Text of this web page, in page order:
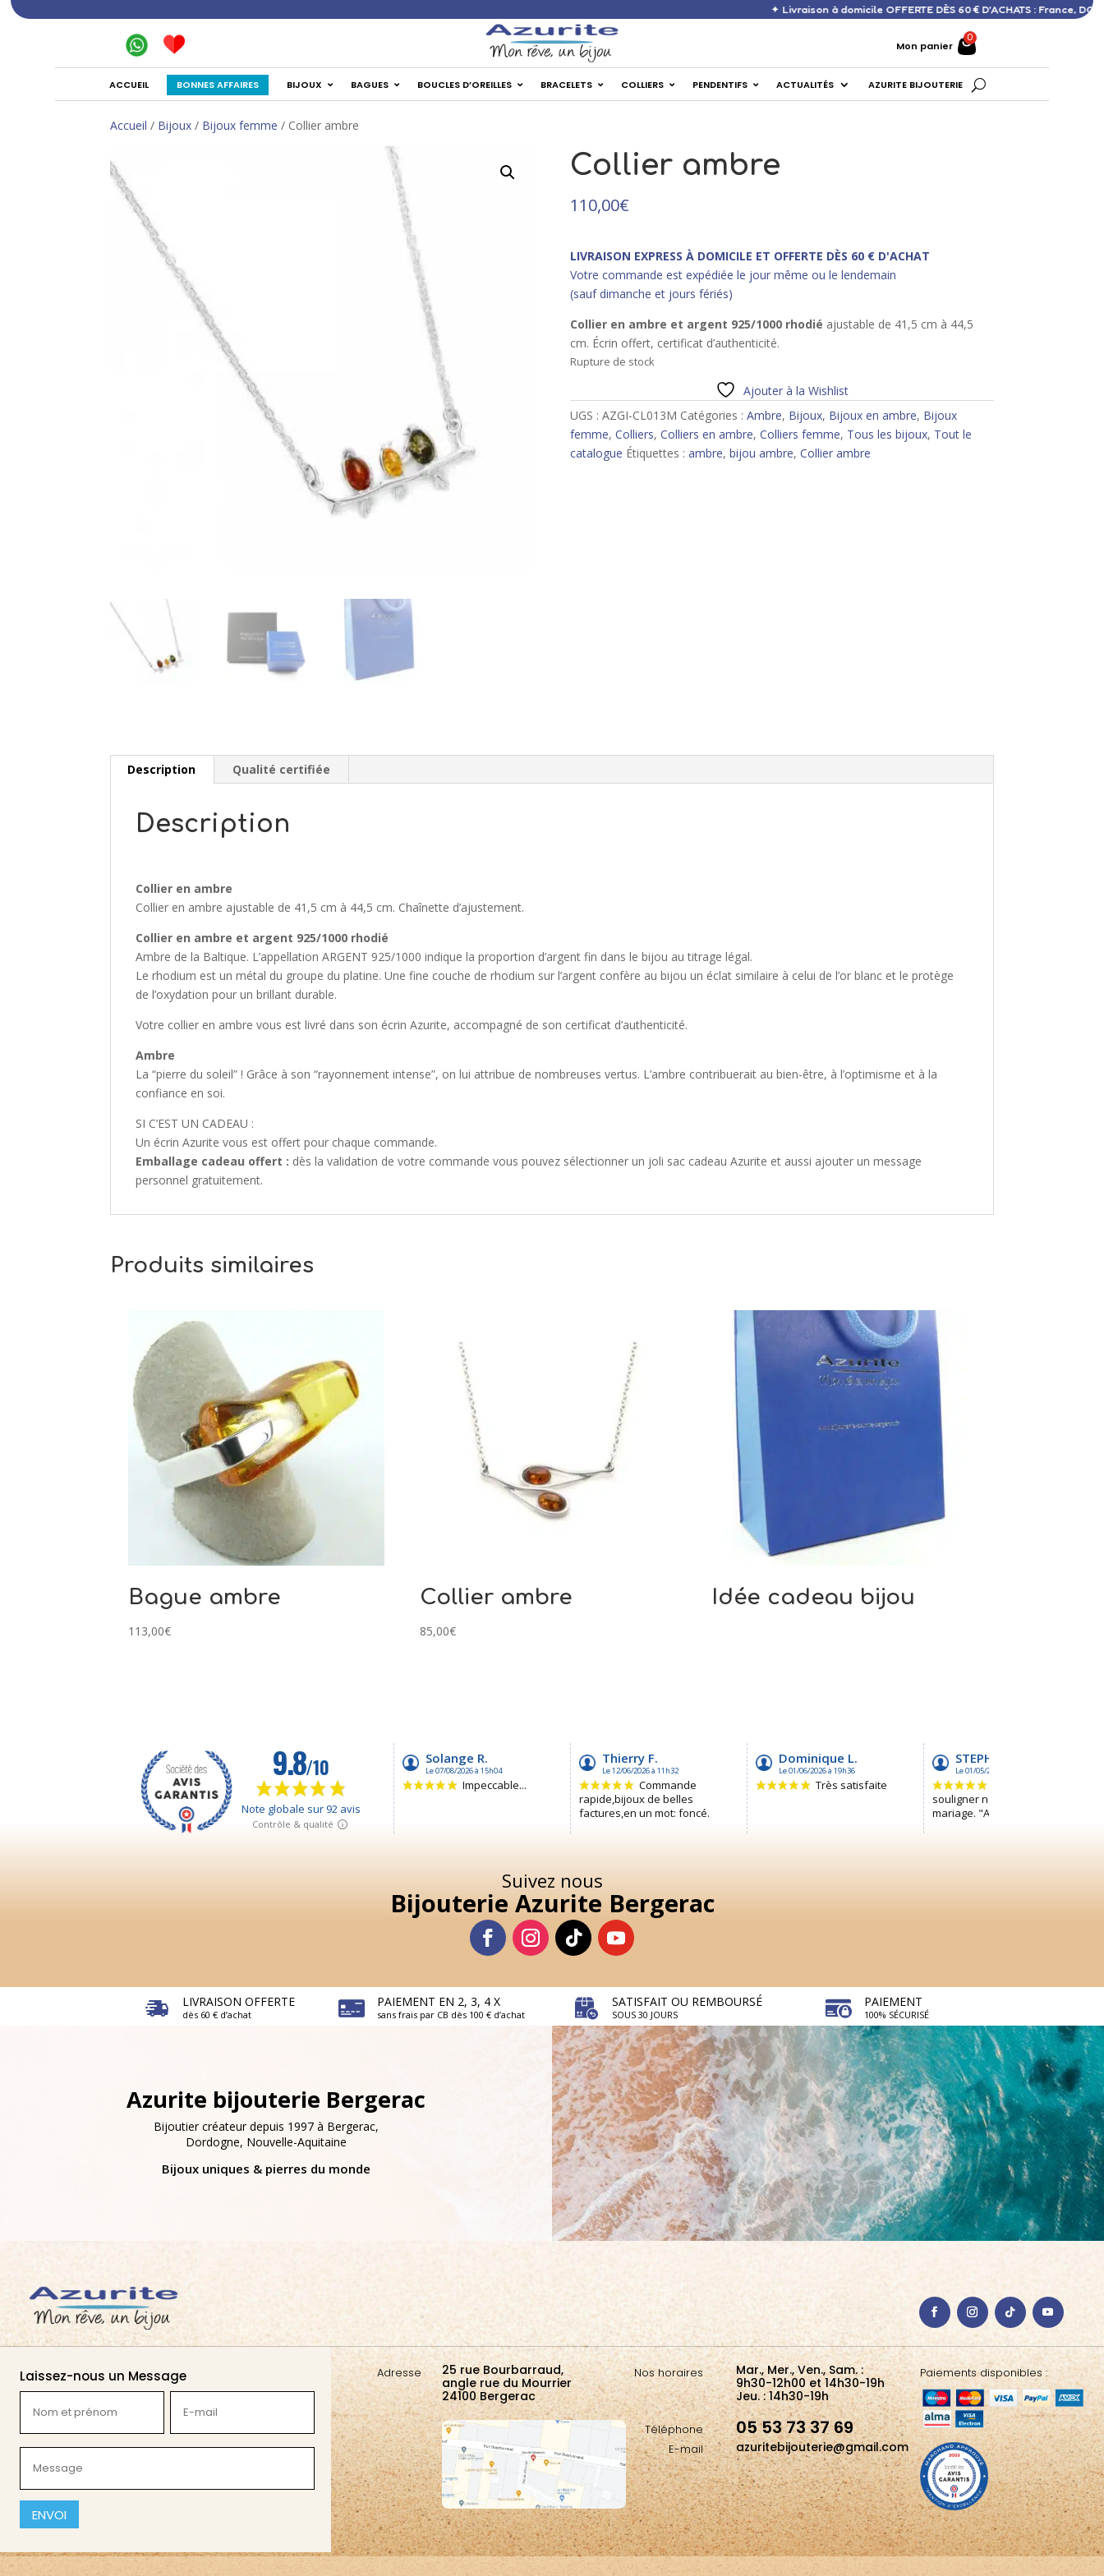
✦ Livraison à domicile OFFERTE DÈS 60 € D’ACHATS : France, DOM, Europe ✦
Mon panier
ACCUEIL BONNES AFFAIRES BIJOUX BAGUES BOUCLES D’OREILLES BRACELETS COLLIERS PENDENTIFS ACTUALITÉS AZURITE BIJOUTERIE
Accueil / Bijoux / Bijoux femme / Collier ambre
Collier ambre
110,00€
LIVRAISON EXPRESS À DOMICILE ET OFFERTE DÈS 60 € D'ACHAT
Votre commande est expédiée le jour même ou le lendemain
(sauf dimanche et jours fériés)
Collier en ambre et argent 925/1000 rhodié ajustable de 41,5 cm à 44,5
cm. Écrin offert, certificat d’authenticité.
Rupture de stock
Ajouter à la Wishlist
UGS : AZGI-CL013M Catégories : Ambre, Bijoux, Bijoux en ambre, Bijoux
femme, Colliers, Colliers en ambre, Colliers femme, Tous les bijoux, Tout le
catalogue Étiquettes : ambre, bijou ambre, Collier ambre
Description Qualité certifiée
Description
Collier en ambre
Collier en ambre ajustable de 41,5 cm à 44,5 cm. Chaînette d’ajustement.
Collier en ambre et argent 925/1000 rhodié
Ambre de la Baltique. L’appellation ARGENT 925/1000 indique la proportion d’argent fin dans le bijou au titrage légal.
Le rhodium est un métal du groupe du platine. Une fine couche de rhodium sur l’argent confère au bijou un éclat similaire à celui de l’or blanc et le protège
de l’oxydation pour un brillant durable.
Votre collier en ambre vous est livré dans son écrin Azurite, accompagné de son certificat d’authenticité.
Ambre
La “pierre du soleil” ! Grâce à son “rayonnement intense”, on lui attribue de nombreuses vertus. L’ambre contribuerait au bien-être, à l’optimisme et à la
confiance en soi.
SI C’EST UN CADEAU :
Un écrin Azurite vous est offert pour chaque commande.
Emballage cadeau offert : dès la validation de votre commande vous pouvez sélectionner un joli sac cadeau Azurite et aussi ajouter un message
personnel gratuitement.
Produits similaires
Bague ambre
113,00€
Collier ambre
85,00€
Idée cadeau bijou
Suivez nous
Bijouterie Azurite Bergerac
LIVRAISON OFFERTE
dès 60 € d’achat
PAIEMENT EN 2, 3, 4 X
sans frais par CB dès 100 € d’achat
SATISFAIT OU REMBOURSÉ
SOUS 30 JOURS
PAIEMENT
100% SÉCURISÉ
Azurite bijouterie Bergerac
Bijoutier créateur depuis 1997 à Bergerac,
Dordogne, Nouvelle-Aquitaine
Bijoux uniques & pierres du monde
Laissez-nous un Message
et
prénom
mail
(Nécessaire)
(Nécessaire)
CAPTCHA
Adresse
25 rue Bourbarraud,
angle rue du Mourrier
24100 Bergerac
Nos horaires
Téléphone
E-mail
Mar., Mer., Ven., Sam. :
9h30-12h00 et 14h30-19h
Jeu. : 14h30-19h
05 53 73 37 69
azuritebijouterie@gmail.com
Paiements disponibles :